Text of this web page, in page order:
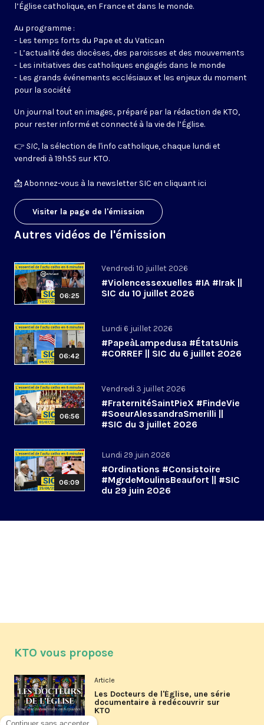
l’Église catholique, en France et dans le monde.
Au programme :
- Les temps forts du Pape et du Vatican
- L’actualité des diocèses, des paroisses et des mouvements
- Les initiatives des catholiques engagés dans le monde
- Les grands événements ecclésiaux et les enjeux du moment
pour la société
Un journal tout en images, préparé par la rédaction de KTO,
pour rester informé et connecté à la vie de l’Église.
👉 SIC, la sélection de l'info catholique, chaque lundi et
vendredi à 19h55 sur KTO.
📩Abonnez-vous à la newsletter SIC en cliquant ici
Visiter la page de l'émission
Autres vidéos de l'émission
06:25
Vendredi 10 juillet 2026
#Violencessexuelles #IA #Irak ||
SIC du 10 juillet 2026
06:42
Lundi 6 juillet 2026
#PapeàLampedusa #ÉtatsUnis
#CORREF || SIC du 6 juillet 2026
06:56
Vendredi 3 juillet 2026
#FraternitéSaintPieX #FindeVie
#SoeurAlessandraSmerilli ||
#SIC du 3 juillet 2026
06:09
Lundi 29 juin 2026
#Ordinations #Consistoire
#MgrdeMoulinsBeaufort || #SIC
du 29 juin 2026
KTO vous propose
Article
Les Docteurs de l'Église, une série
documentaire à redécouvrir sur
KTO